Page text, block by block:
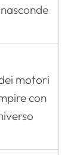
motori
con